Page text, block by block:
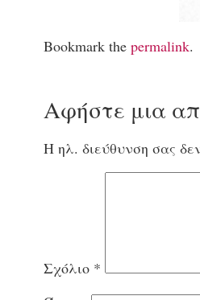
Bookmark the permalink.
Αφήστε μια
Η ηλ. διεύθυνση σας
Σχόλιο *